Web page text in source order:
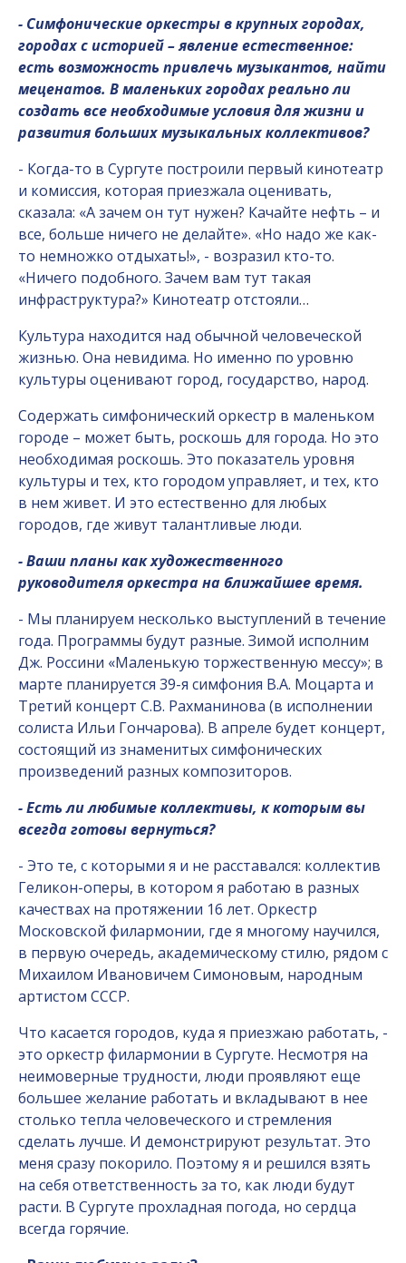
- Симфонические оркестры в крупных городах,
городах с историей – явление естественное:
есть возможность привлечь музыкантов, найти
меценатов. В маленьких городах реально ли
создать все необходимые условия для жизни и
развития больших музыкальных коллективов?
- Когда-то в Сургуте построили первый кинотеатр
и комиссия, которая приезжала оценивать,
сказала: «А зачем он тут нужен? Качайте нефть – и
все, больше ничего не делайте». «Но надо же как-
то немножко отдыхать!», - возразил кто-то.
«Ничего подобного. Зачем вам тут такая
инфраструктура?» Кинотеатр отстояли…
Культура находится над обычной человеческой
жизнью. Она невидима. Но именно по уровню
культуры оценивают город, государство, народ.
Содержать симфонический оркестр в маленьком
городе – может быть, роскошь для города. Но это
необходимая роскошь. Это показатель уровня
культуры и тех, кто городом управляет, и тех, кто
в нем живет. И это естественно для любых
городов, где живут талантливые люди.
- Ваши планы как художественного
руководителя оркестра на ближайшее время.
- Мы планируем несколько выступлений в течение
года. Программы будут разные. Зимой исполним
Дж. Россини «Маленькую торжественную мессу»; в
марте планируется 39-я симфония В.А. Моцарта и
Третий концерт С.В. Рахманинова (в исполнении
солиста Ильи Гончарова). В апреле будет концерт,
состоящий из знаменитых симфонических
произведений разных композиторов.
- Есть ли любимые коллективы, к которым вы
всегда готовы вернуться?
- Это те, с которыми я и не расставался: коллектив
Геликон-оперы, в котором я работаю в разных
качествах на протяжении 16 лет. Оркестр
Московской филармонии, где я многому научился,
в первую очередь, академическому стилю, рядом с
Михаилом Ивановичем Симоновым, народным
артистом СССР.
Что касается городов, куда я приезжаю работать, -
это оркестр филармонии в Сургуте. Несмотря на
неимоверные трудности, люди проявляют еще
большее желание работать и вкладывают в нее
столько тепла человеческого и стремления
сделать лучше. И демонстрируют результат. Это
меня сразу покорило. Поэтому я и решился взять
на себя ответственность за то, как люди будут
расти. В Сургуте прохладная погода, но сердца
всегда горячие.